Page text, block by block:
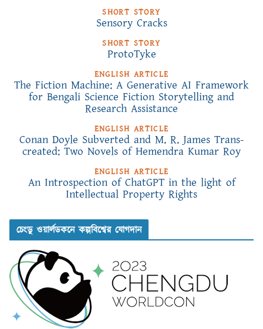
SHORT STORY
Sensory Cracks
SHORT STORY
ProtoTyke
ENGLISH ARTICLE
The Fiction Machine: A Generative AI Framework
for Bengali Science Fiction Storytelling and
Research Assistance
ENGLISH ARTICLE
Conan Doyle Subverted and M. R. James Trans-
created: Two Novels of Hemendra Kumar Roy
ENGLISH ARTICLE
An Introspection of ChatGPT in the light of
Intellectual Property Rights
চেংডু ওয়ার্লডকনে কল্পবিশ্বের যোগদান